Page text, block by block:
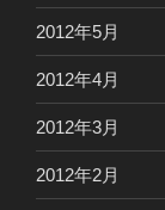
2012年5月
2012年4月
2012年3月
2012年2月